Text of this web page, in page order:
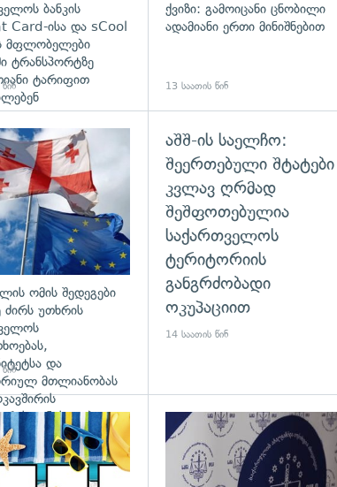
ბანკის
Card-ისა და sCool
მფლობელები
ტრანსპორტზე
ტარიფით
ქვიზი: გამოიცანი ცნობილი
ადამიანი ერთი მინიშნებით
13 საათის წინ
გადახედვა
ომის შედეგები
უთხრის
და
მთლიანობას
განცხადება
აშშ-ის საელჩო:
შეერთებული შტატები
კვლავ ღრმად
შეშფოთებულია
საქართველოს
ტერიტორიის
განგრძობადი
ოკუპაციით
14 საათის წინ
გადახედვა